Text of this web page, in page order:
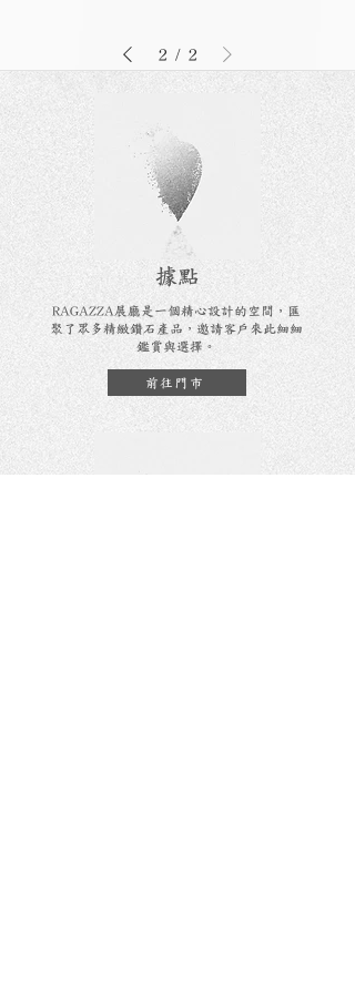
2 / 2
​據點
RAGAZZA展廳是一個精心設計的空間，匯
聚了眾多精緻鑽石產品，邀請客戶來此細細
鑑賞與選擇。
前往門市